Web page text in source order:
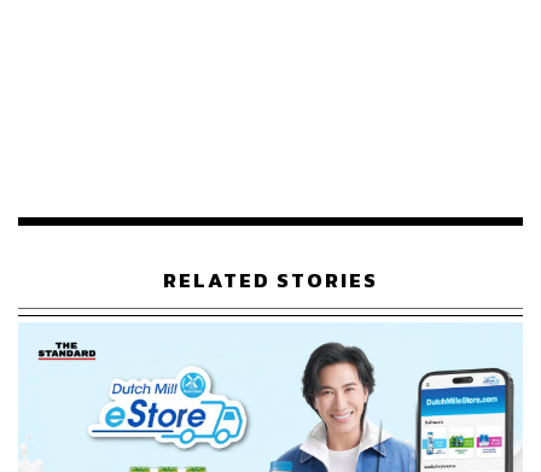
มากในน้ำนมแม่ ซึ่งมีบทบาทเสมือน ‘กับดักเชื้อโรค’ ช่วยลด
การเกาะติดของเชื้อก่อโรคบริเวณผนังลำไส้ เมื่อทำงานร่วม
กับ GOS ที่ช่วยส่งเสริมสมดุลของจุลินทรีย์ชนิดดีในลำไส้
ช่วยส่งเสริมภูมิคุ้มกันให้แข็งแรงและดูแลระบบขับถ่ายให้เป็น
RELATED STORIES